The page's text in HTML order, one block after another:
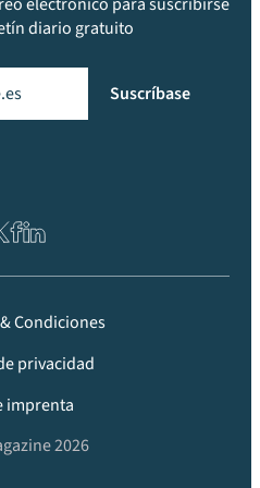
diario gratuito
Suscríbase
Condiciones
privacidad
imprenta
2026